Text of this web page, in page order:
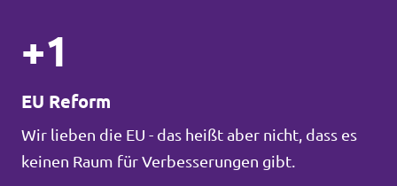
+1
EU Reform
Wir lieben die EU - das heißt aber nicht, dass es
keinen Raum für Verbesserungen gibt.